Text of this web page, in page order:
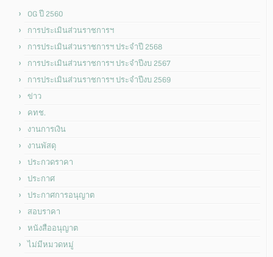
OG ปี 2560
การประเมินส่วนราชการฯ
การประเมินส่วนราชการฯ ประจำปี 2568
การประเมินส่วนราชการฯ ประจำปีงบ 2567
การประเมินส่วนราชการฯ ประจำปีงบ 2569
ข่าว
คทช.
งานการเงิน
งานพัสดุ
ประกวดราคา
ประกาศ
ประกาศการอนุญาต
สอบราคา
หนังสืออนุญาต
ไม่มีหมวดหมู่